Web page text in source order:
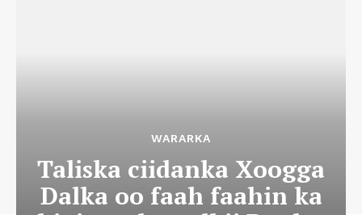
WARARKA
Taliska ciidanka Xoogga
Dalka oo faah faahin ka